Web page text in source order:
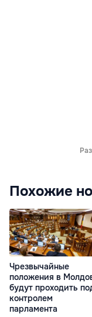
Похожие
Чрезвычайные
положения в
будут проходить
контролем
парламента